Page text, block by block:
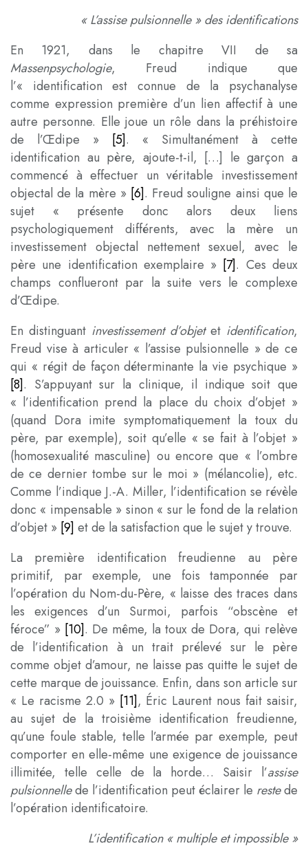
« L’assise pulsionnelle » des identifications
En 1921, dans le chapitre VII de sa
Massenpsychologie, Freud indique que
l’« identification est connue de la psychanalyse
comme expression première d’un lien affectif à une
autre personne. Elle joue un rôle dans la préhistoire
de l’Œdipe »
[5]. « Simultanément à cette
identification au père, ajoute-t-il, […] le garçon a
commencé à effectuer un véritable investissement
objectal de la mère » [6]. Freud souligne ainsi que le
sujet « présente donc alors deux liens
psychologiquement différents, avec la mère un
investissement objectal nettement sexuel, avec le
père une identification exemplaire » [7]. Ces deux
champs conflueront par la suite vers le complexe
d’Œdipe.
En distinguant investissement d’objet et identification,
Freud vise à articuler « l’assise pulsionnelle » de ce
qui « régit de façon déterminante la vie psychique »
[8]. S’appuyant sur la clinique, il indique soit que
« l’identification prend la place du choix d’objet »
(quand Dora imite symptomatiquement la toux du
père, par exemple), soit qu’elle « se fait à l’objet »
(homosexualité masculine) ou encore que « l’ombre
de ce dernier tombe sur le moi » (mélancolie), etc.
Comme l’indique J.-A. Miller, l’identification se révèle
donc « impensable » sinon « sur le fond de la relation
d’objet » [9] et de la satisfaction que le sujet y trouve.
La première identification freudienne au père
primitif, par exemple, une fois tamponnée par
l’opération du Nom-du-Père, « laisse des traces dans
les exigences d’un Surmoi, parfois “obscène et
féroce” » [10]. De même, la toux de Dora, qui relève
de l’identification à un trait prélevé sur le père
comme objet d’amour, ne laisse pas quitte le sujet de
cette marque de jouissance. Enfin, dans son article sur
« Le racisme 2.0 » [11], Éric Laurent nous fait saisir,
au sujet de la troisième identification freudienne,
qu’une foule stable, telle l’armée par exemple, peut
comporter en elle-même une exigence de jouissance
illimitée, telle celle de la horde… Saisir l’assise
pulsionnellede l’identification peut éclairer le restede
l’opération identificatoire.
L’identification « multiple et impossible »